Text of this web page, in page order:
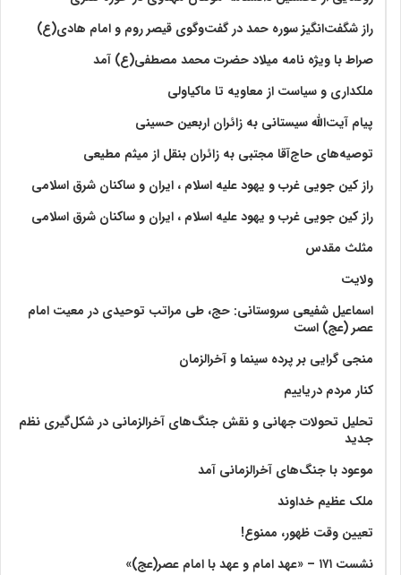
راز شگفت‌انگیز سوره حمد در گفت‌وگوی قیصر روم و امام هادی(ع)
صراط با ویژه نامه میلاد حضرت محمد مصطفی(ع) آمد
ملکداری و سیاست از معاویه تا ماکیاولی
پیام آیت‌الله سیستانی به زائران اربعین حسینی
توصیه‌های حاج‌آقا مجتبی به زائران بنقل از میثم مطیعی
راز کین جویی غرب و یهود علیه اسلام ، ایران و ساکنان شرق اسلامی
راز کین جویی غرب و یهود علیه اسلام ، ایران و ساکنان شرق اسلامی
مثلث مقدس
ولايت‏
اسماعیل شفیعی سروستانی: حج، طی مراتب توحیدی در معیت امام
عصر (عج) است
منجی گرایی بر پرده سینما و آخرالزمان
کنار مردم دریاییم
تحلیل تحولات جهانی و نقش جنگ‌های آخرالزمانی در شکل‌گیری نظم
جدید
موعود با جنگ‌های آخرالزمانی آمد
ملک عظیم خداوند
تعیین وقت ظهور، ممنوع!
نشست ۱۷۱ – «عهد امام و عهد با امام عصر(عج)»